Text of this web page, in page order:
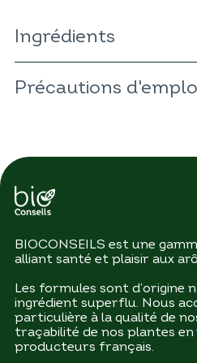
Ingrédients
prés BIO 30% (Spiraea ulmaria) ;
BIO 7% ; arôme naturel de mangue
Précautions
BIOCONSEILS est une
alliant santé et plaisir aux
Les formules sont d’origine
ingrédient superflu. Nous
particulière à la qualité de
traçabilité de nos plantes en
producteurs français.